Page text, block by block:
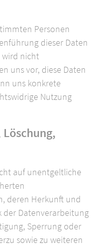
Personen
dieser Daten
wird nicht
uns vor, diese Daten
uns konkrete
Nutzung
auf unentgeltliche
deren Herkunft und
der Datenverarbeitung
Sperrung oder
sowie zu weiteren